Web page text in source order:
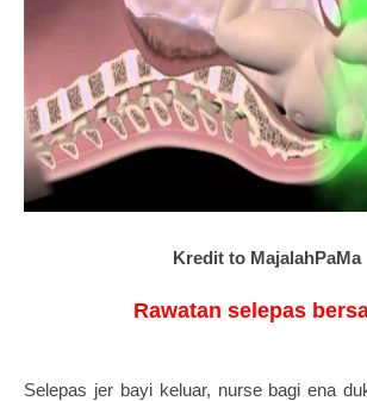
Kredit to MajalahPaMa
Rawatan selepas
Selepas jer bayi keluar, nurse bagi ena